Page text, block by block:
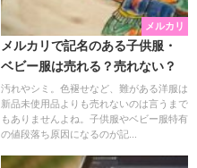
メルカリ
メルカリで記名のある子供服・
ベビー服は売れる？売れない？
汚れやシミ。色褪せなど、難がある洋服は
新品未使用品よりも売れないのは言うまで
もありませんよね。子供服やベビー服特有
の値段落ち原因になるのが記...